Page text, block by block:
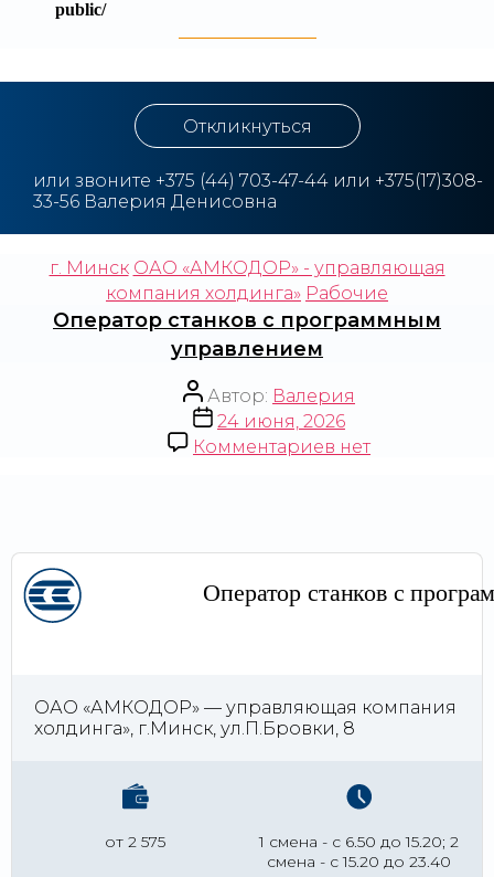
public/
Откликнуться
или звоните +375 (44) 703-47-44 или +375(17)308-
33-56 Валерия Денисовна
г. Минск ОАО «АМКОДОР» - управляющая
компания холдинга» Рабочие
Оператор станков с программным
управлением
Автор: Валерия
24 июня, 2026
Комментариев нет
Оператор станков с
ОАО «АМКОДОР» — управляющая компания
холдинга», г.Минск, ул.П.Бровки, 8
от 2 575
1 смена - с 6.50 до 15.20; 2
смена - с 15.20 до 23.40